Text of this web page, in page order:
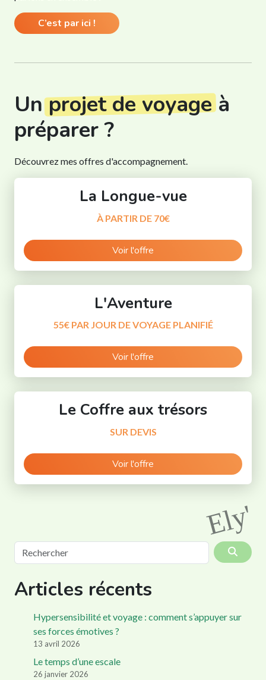
C’est par ici !
Unprojet de voyageà
préparer ?
Découvrez mes offres d'accompagnement.
La Longue-vue
À PARTIR DE 70€
Voir l'offre
L'Aventure
55€ PAR JOUR DE VOYAGE PLANIFIÉ
Voir l'offre
Le Coffre aux trésors
SUR DEVIS
Voir l'offre
Ely'
Rechercher
Articles récents
Hypersensibilité et voyage : comment s’appuyer sur
ses forces émotives ?
13 avril 2026
Le temps d’une escale
26 janvier 2026